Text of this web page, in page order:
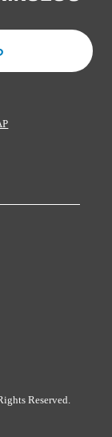
Reserved.